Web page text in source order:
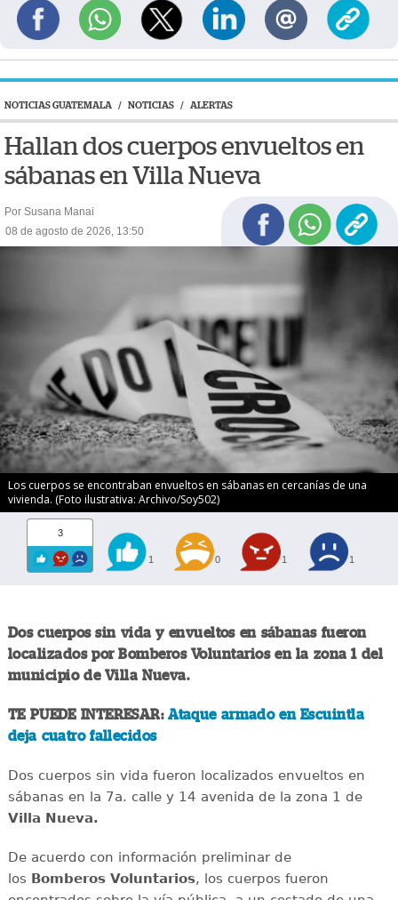
NOTICIAS GUATEMALA / NOTICIAS / ALERTAS
Hallan dos cuerpos envueltos en
sábanas en Villa Nueva
Por Susana Manai
08 de agosto de 2026, 13:50
Los cuerpos se encontraban envueltos en sábanas en cercanías de una
vivienda. (Foto ilustrativa: Archivo/Soy502)
3
1 0 1 1
Dos cuerpos sin vida y envueltos en sábanas fueron
localizados por Bomberos Voluntarios en la zona 1 del
municipio de Villa Nueva.
TE PUEDE INTERESAR:Ataque armado en Escuintla
deja cuatro fallecidos
Dos cuerpos sin vida fueron localizados envueltos en
sábanas en la 7a. calle y 14 avenida de la zona 1 de
Villa Nueva.
De acuerdo con información preliminar de
los Bomberos Voluntarios, los cuerpos fueron